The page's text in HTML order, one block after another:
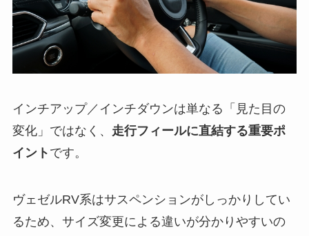
インチアップ／インチダウンは単なる「見た目の
変化」ではなく、 走行フィールに直結する重要ポ
イント です。
ヴェゼルRV系はサスペンションがしっかりしてい
るため、サイズ変更による違いが分かりやすいの